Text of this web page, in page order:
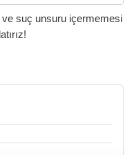
ve suç unsuru içermemesi